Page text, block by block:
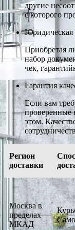
другие
с которого
Юридическая
Приобретая
набор
чек,
Гарантия
Если вам
проверенные
этом.
Регион
доставки
Москва в
пределах
МКАД